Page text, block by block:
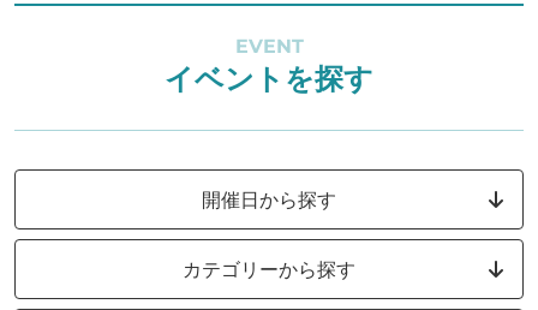
EVENT
イベントを探す
開催日から探す
カテゴリーから探す